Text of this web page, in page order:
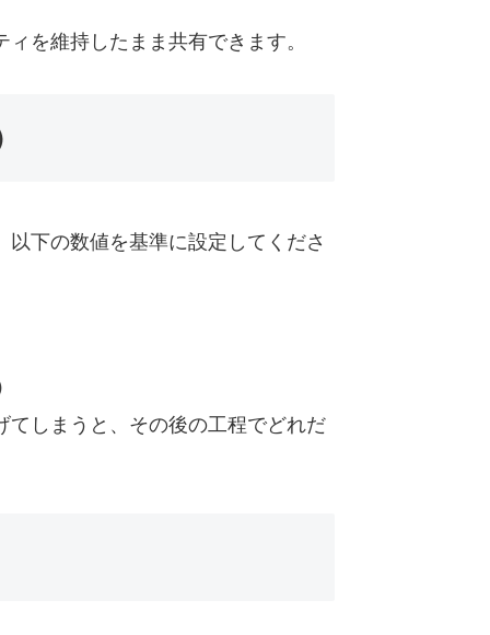
を維持したまま共有できます。
下の数値を基準に設定してくださ
てしまうと、その後の工程でどれだ